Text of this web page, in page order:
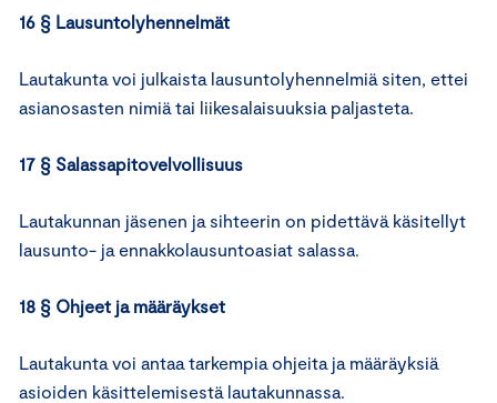
16 § Lausuntolyhennelmät
Lautakunta voi julkaista lausuntolyhennelmiä siten, ettei
asianosasten nimiä tai liikesalaisuuksia paljasteta.
17 § Salassapitovelvollisuus
Lautakunnan jäsenen ja sihteerin on pidettävä käsitellyt
lausunto- ja ennakkolausuntoasiat salassa.
18 § Ohjeet ja määräykset
Lautakunta voi antaa tarkempia ohjeita ja määräyksiä
asioiden käsittelemisestä lautakunnassa.